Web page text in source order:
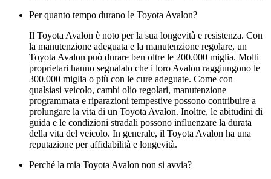
Per quanto tempo durano le Toyota Avalon?
Il Toyota Avalon è noto per la sua longevità e resistenza. Con
la manutenzione adeguata e la manutenzione regolare, un
Toyota Avalon può durare ben oltre le 200.000 miglia. Molti
proprietari hanno segnalato che i loro Avalon raggiungono le
300.000 miglia o più con le cure adeguate. Come con
qualsiasi veicolo, cambi olio regolari, manutenzione
programmata e riparazioni tempestive possono contribuire a
prolungare la vita di un Toyota Avalon. Inoltre, le abitudini di
guida e le condizioni stradali possono influenzare la durata
della vita del veicolo. In generale, il Toyota Avalon ha una
reputazione per affidabilità e longevità.
Perché la mia Toyota Avalon non si avvia?